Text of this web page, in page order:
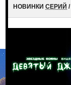
НОВИНКИ СЕРИЙ /